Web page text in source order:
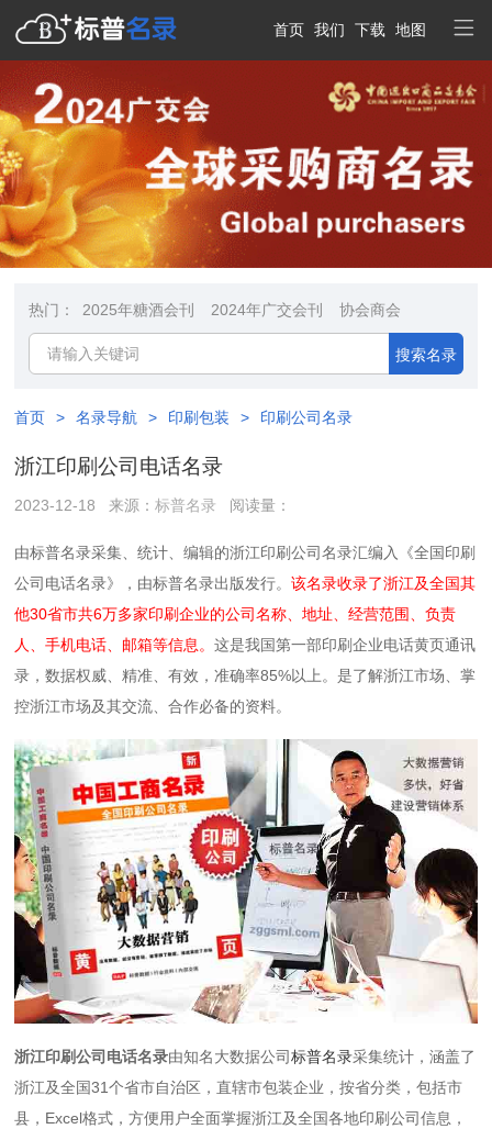
首页 我们 下载 地图
热门： 2025年糖酒会刊 2024年广交会刊 协会商会
搜索名录
首页 > 名录导航 > 印刷包装 > 印刷公司名录
浙江印刷公司电话名录
2023-12-18 来源：标普名录 阅读量：
由标普名录采集、统计、编辑的浙江印刷公司名录汇编入《全国印刷
公司电话名录》，由标普名录出版发行。该名录收录了浙江及全国其
他30省市共6万多家印刷企业的公司名称、地址、经营范围、负责
人、手机电话、邮箱等信息。这是我国第一部印刷企业电话黄页通讯
录，数据权威、精准、有效，准确率85%以上。是了解浙江市场、掌
控浙江市场及其交流、合作必备的资料。
浙江印刷公司电话名录由知名大数据公司标普名录采集统计，涵盖了
浙江及全国31个省市自治区，直辖市包装企业，按省分类，包括市
县，Excel格式，方便用户全面掌握浙江及全国各地印刷公司信息，